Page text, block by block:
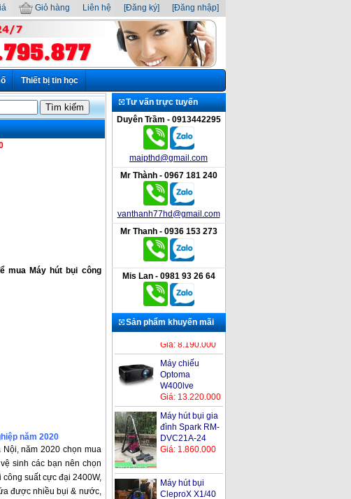
Giỏ hàng Liên hệ [Đăng ký] [Đăng nhập]
Thiết bị tin học
mua Máy hút bụi công
năm 2020
năm 2020 chọn mua
sinh các bạn nên chọn
suất cực đại 2400W,
được nhiều bụi & nước,
Tư vấn trực tuyến
Duyên Trầm - 0913442295
maipthd@gmail.com
Mr Thành - 0967 181 240
vanthanh77hd@gmail.com
Mr Thanh - 0936 153 273
Mis Lan - 0981 93 26 64
Sản phẩm khuyến mãi
Máy chiếu
Optoma
W400lve
Giá: 13.220.000
Máy hút bụi gia
đình Spark RM-
DVC21A-24
Giá: 1.860.000
CleproX X1/40
Giá: 2.300.000